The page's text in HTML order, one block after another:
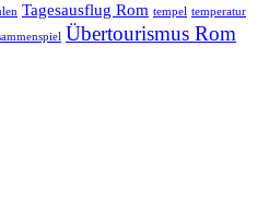
Tagesausflug Rom tempel temperatur
Übertourismus Rom